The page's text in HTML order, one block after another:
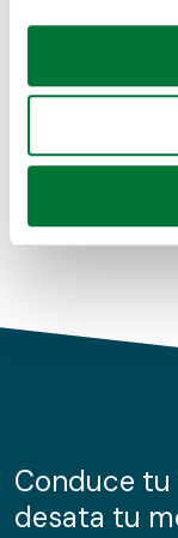
Si lo permite,
Recopilar
Identificar
para buscar
Obtenga más
de cookies.
información
nuestros
Coches de
Coches de km0
Conduce
desata tu